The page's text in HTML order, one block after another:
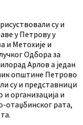
су и
у Петрову у
и Метохије и
Одбора за
Арлов а један
општине Петрово
су и представници
и организација и
отаџбинског рата,